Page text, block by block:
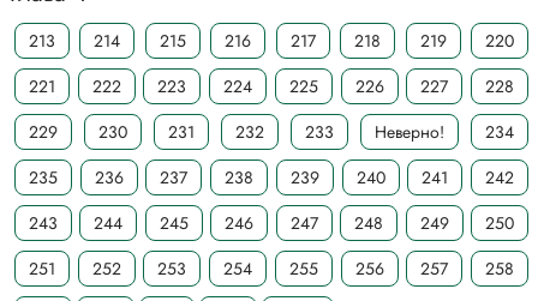
213 214 215 216 217 218 219
220
221
222 223 224 225 226 227
228
229
230 231 232 233 Неверно!
234
235
236 237 238 239 240 241
242
243
244 245 246 247 248 249
250
251
252 253 254 255 256 257
258